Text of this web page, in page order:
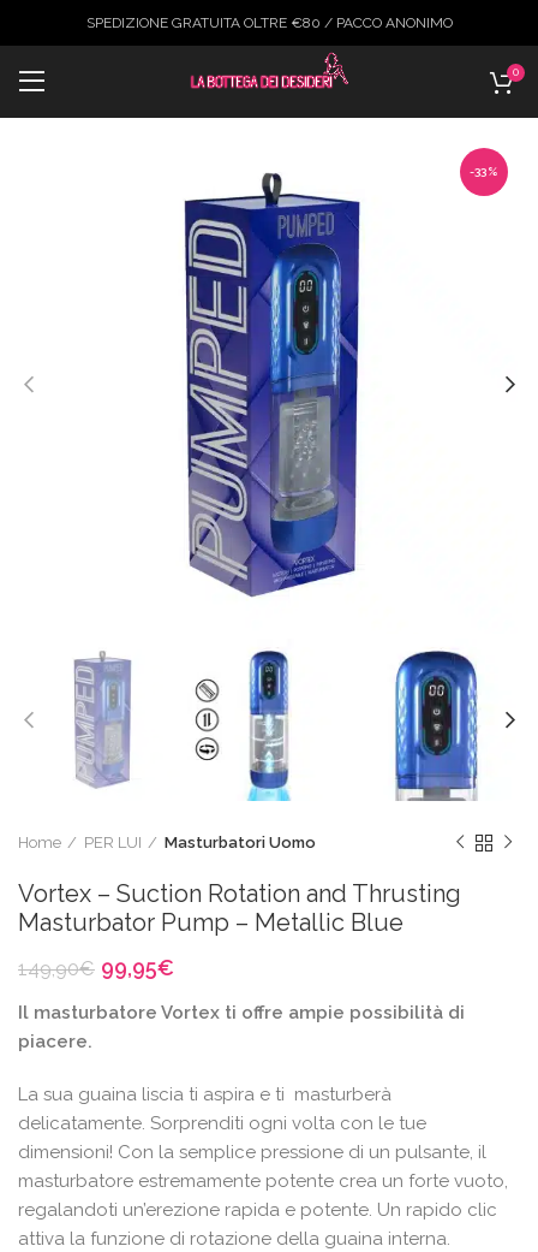
SPEDIZIONE GRATUITA OLTRE €80 / PACCO ANONIMO
0
-33%
Home PER LUI Masturbatori Uomo
Vortex – Suction Rotation and Thrusting
Masturbator Pump – Metallic Blue
149,90€ Il
originale
99,95€
attuale
Il masturbatore Vortex ti offre ampie possibilità di
piacere.
La sua guaina liscia ti aspira e ti masturberà
delicatamente. Sorprenditi ogni volta con le tue
dimensioni! Con la semplice pressione di un pulsante, il
masturbatore estremamente potente crea un forte vuoto,
regalandoti un’erezione rapida e potente. Un rapido clic
attiva la funzione di rotazione della guaina interna.